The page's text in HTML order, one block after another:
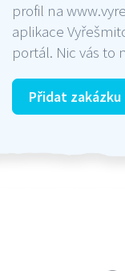
profil na
aplikace
portál. Nic vás to
Přidat zakázku